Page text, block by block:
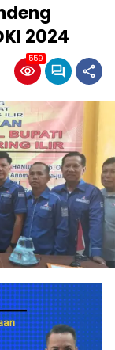
2024
559